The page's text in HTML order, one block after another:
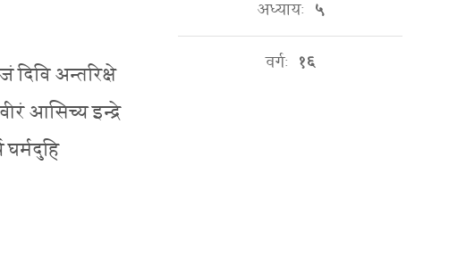
दिवि अन्तरिक्षे
आसिच्य इन्द्रे
घर्मदुहि
अध्यायः ५
वर्गः १६